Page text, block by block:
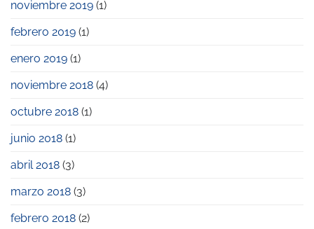
noviembre 2019 (1)
febrero 2019 (1)
enero 2019 (1)
noviembre 2018 (4)
octubre 2018 (1)
junio 2018 (1)
abril 2018 (3)
marzo 2018 (3)
febrero 2018 (2)